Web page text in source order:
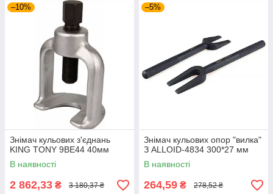
–10%
Знімач кульових з'єднань
KING TONY 9BE44 40мм
В наявності
2 862,33 ₴ 3 180,37 ₴
–5%
Знімач кульових опор "вилка"
З ALLOID-4834 300*27 мм
В наявності
264,59 ₴ 278,52 ₴